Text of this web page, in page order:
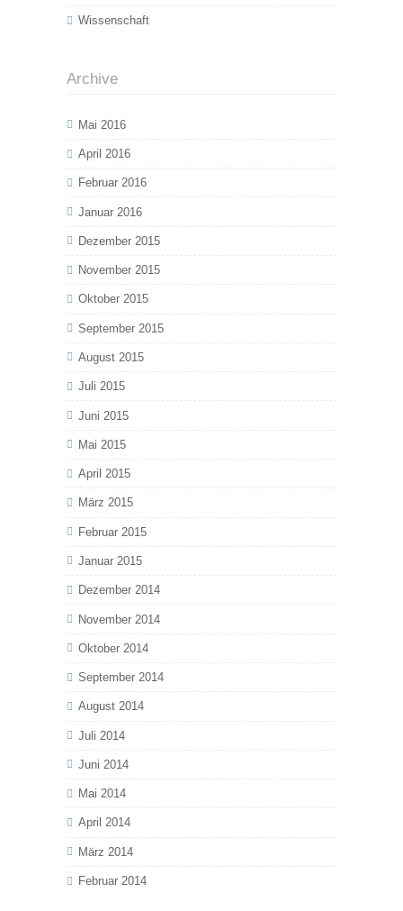
Wissenschaft
Archive
Mai 2016
April 2016
Februar 2016
Januar 2016
Dezember 2015
November 2015
Oktober 2015
September 2015
August 2015
Juli 2015
Juni 2015
Mai 2015
April 2015
März 2015
Februar 2015
Januar 2015
Dezember 2014
November 2014
Oktober 2014
September 2014
August 2014
Juli 2014
Juni 2014
Mai 2014
April 2014
März 2014
Februar 2014